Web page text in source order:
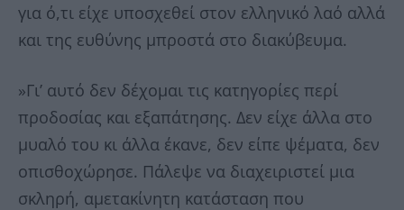
για ό,τι είχε υποσχεθεί στον ελληνικό λαό αλλά
και της ευθύνης μπροστά στο διακύβευμα.
»Γι’ αυτό δεν δέχομαι τις κατηγορίες περί
προδοσίας και εξαπάτησης. Δεν είχε άλλα στο
μυαλό του κι άλλα έκανε, δεν είπε ψέματα, δεν
οπισθοχώρησε. Πάλεψε να διαχειριστεί μια
σκληρή, αμετακίνητη κατάσταση που